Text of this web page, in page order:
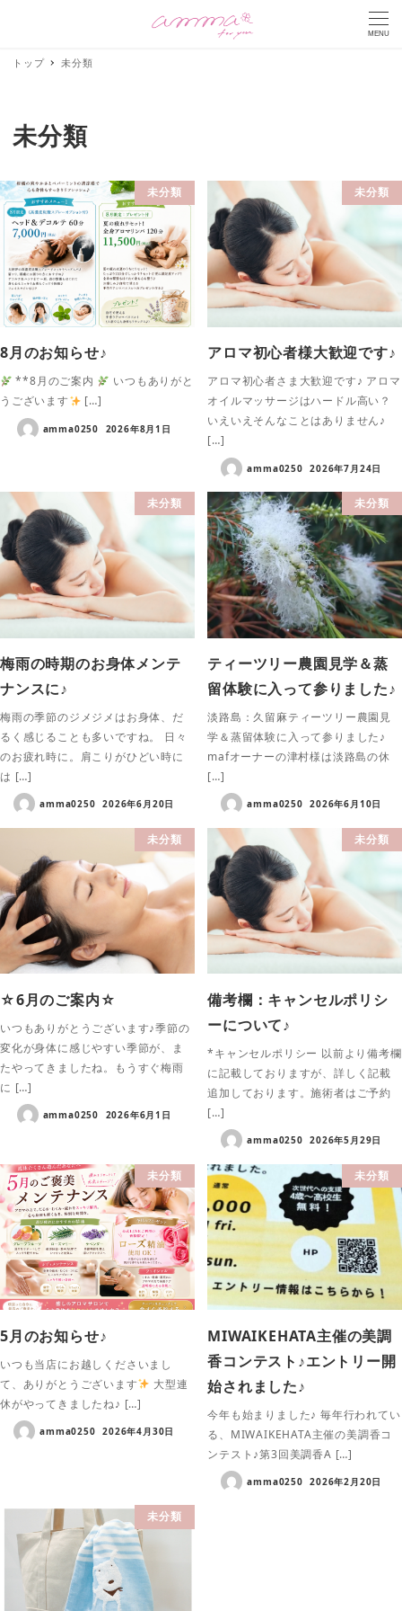
MENU
トップ 未分類
未分類
未分類
8月のお知らせ♪
**8月のご案内
いつもありがと
うございます
[…]
amma0250 2026年8月1日
未分類
アロマ初心者様大歓迎です♪
アロマ初心者さま大歓迎です♪ アロマ
オイルマッサージはハードル高い？
いえいえそんなことはありません♪
[…]
amma0250 2026年7月24日
未分類
梅雨の時期のお身体メンテ
ナンスに♪
梅雨の季節のジメジメはお身体、だ
るく感じることも多いですね。 日々
のお疲れ時に。肩こりがひどい時に
は […]
amma0250 2026年6月20日
未分類
ティーツリー農園見学＆蒸
留体験に入って参りました♪
淡路島：久留麻ティーツリー農園見
学＆蒸留体験に入って参りました♪
mafオーナーの津村様は淡路島の休
[…]
amma0250 2026年6月10日
未分類
☆6月のご案内☆
いつもありがとうございます♪季節の
変化が身体に感じやすい季節が、ま
たやってきましたね。もうすぐ梅雨
に […]
amma0250 2026年6月1日
未分類
備考欄：キャンセルポリシ
ーについて♪
*キャンセルポリシー 以前より備考欄
に記載しておりますが、詳しく記載
追加しております。施術者はご予約
[…]
amma0250 2026年5月29日
未分類
5月のお知らせ♪
いつも当店にお越しくださいまし
て、ありがとうございます
大型連
休がやってきましたね♪ […]
amma0250 2026年4月30日
未分類
MIWAIKEHATA主催の美調
香コンテスト♪エントリー開
始されました♪
今年も始まりました♪ 毎年行われてい
る、MIWAIKEHATA主催の美調香コ
ンテスト♪第3回美調香A […]
amma0250 2026年2月20日
未分類